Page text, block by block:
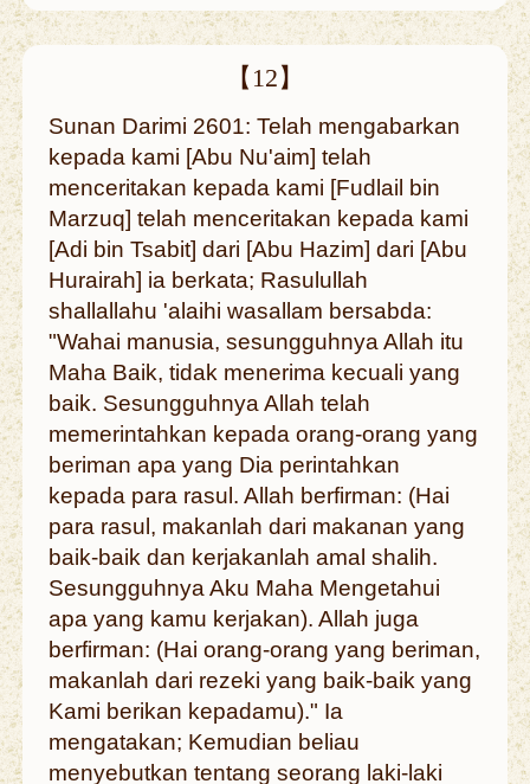
【12】
Sunan Darimi 2601: Telah mengabarkan
kepada kami [Abu Nu'aim] telah
menceritakan kepada kami [Fudlail bin
Marzuq] telah menceritakan kepada kami
[Adi bin Tsabit] dari [Abu Hazim] dari [Abu
Hurairah] ia berkata; Rasulullah
shallallahu 'alaihi wasallam bersabda:
"Wahai manusia, sesungguhnya Allah itu
Maha Baik, tidak menerima kecuali yang
baik. Sesungguhnya Allah telah
memerintahkan kepada orang-orang yang
beriman apa yang Dia perintahkan
kepada para rasul. Allah berfirman: (Hai
para rasul, makanlah dari makanan yang
baik-baik dan kerjakanlah amal shalih.
Sesungguhnya Aku Maha Mengetahui
apa yang kamu kerjakan). Allah juga
berfirman: (Hai orang-orang yang beriman,
makanlah dari rezeki yang baik-baik yang
Kami berikan kepadamu)." Ia
mengatakan; Kemudian beliau
menyebutkan tentang seorang laki-laki